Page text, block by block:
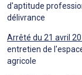
d'aptitude
délivrance
Arrêté du 21 avril
entretien de
agricole